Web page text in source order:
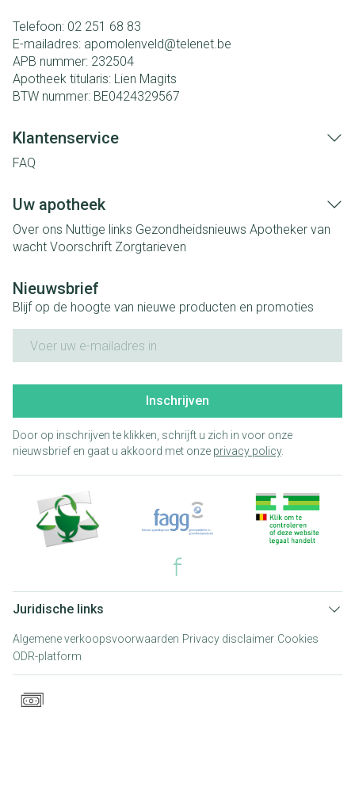
Telefoon: 02 251 68 83
E-mailadres: apomolenveld@telenet.be
APB nummer: 232504
Apotheek titularis: Lien Magits
BTW nummer: BE0424329567
Klantenservice
FAQ
Uw apotheek
Over ons Nuttige links Gezondheidsnieuws Apotheker van
wacht Voorschrift Zorgtarieven
Nieuwsbrief
Blijf op de hoogte van nieuwe producten en promoties
Inschrijven
Door op inschrijven te klikken, schrijft u zich in voor onze
nieuwsbrief en gaat u akkoord met onze privacy policy.
Juridische links
Algemene verkoopsvoorwaarden Privacy disclaimer Cookies
ODR-platform